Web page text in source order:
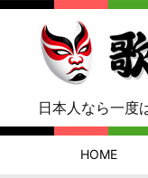
日本人なら一度
HOME